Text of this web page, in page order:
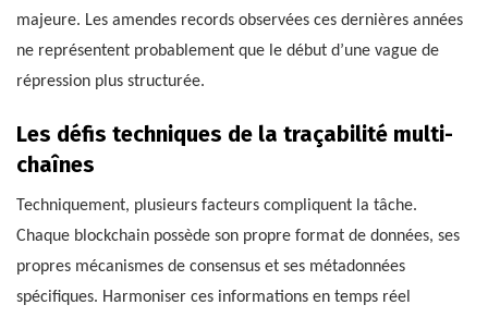
majeure. Les amendes records observées ces dernières années
ne représentent probablement que le début d’une vague de
répression plus structurée.
Les défis techniques de la traçabilité multi-
chaînes
Techniquement, plusieurs facteurs compliquent la tâche.
Chaque blockchain possède son propre format de données, ses
propres mécanismes de consensus et ses métadonnées
spécifiques. Harmoniser ces informations en temps réel